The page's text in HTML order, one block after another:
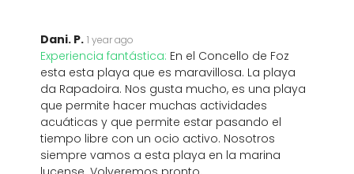
Dani. P. 1 year ago
Experiencia fantástica: En el Concello de Foz
esta esta playa que es maravillosa. La playa
da Rapadoira. Nos gusta mucho, es una playa
que permite hacer muchas actividades
acuáticas y que permite estar pasando el
tiempo libre con un ocio activo. Nosotros
siempre vamos a esta playa en la marina